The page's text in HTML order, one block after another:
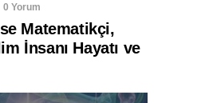
0 Yorum
Matematikçi,
İnsanı Hayatı ve